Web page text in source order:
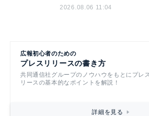
2026.08.06 11:04
広報初心者のための
プレスリリースの書き方
共同通信社グループのノウハウをもとにプレ
リースの基本的なポイントを解説！
詳細を見る